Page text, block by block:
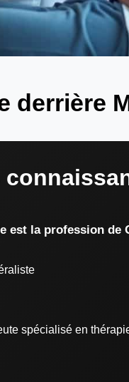
derrière
est la profession de
spécialisé en